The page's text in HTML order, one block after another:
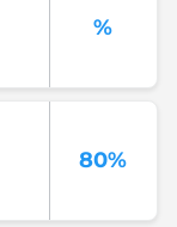
%
80%